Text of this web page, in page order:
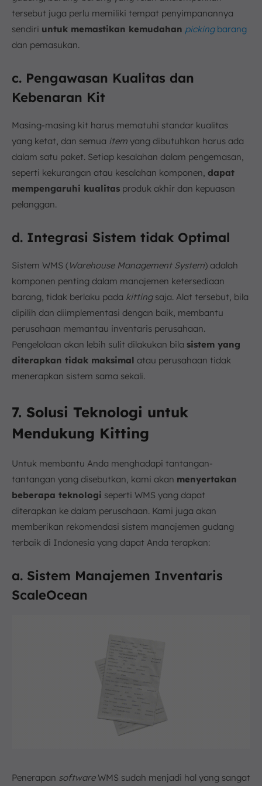
tersebut juga perlu memiliki tempat penyimpanannya
sendiri untuk memastikan kemudahan pickingbarang
dan pemasukan.
c. Pengawasan Kualitas dan
Kebenaran Kit
Masing-masing kit harus mematuhi standar kualitas
yang ketat, dan semua item yang dibutuhkan harus ada
dalam satu paket. Setiap kesalahan dalam pengemasan,
seperti kekurangan atau kesalahan komponen, dapat
mempengaruhi kualitas produk akhir dan kepuasan
pelanggan.
d. Integrasi Sistem tidak Optimal
Sistem WMS (Warehouse Management System) adalah
komponen penting dalam manajemen ketersediaan
barang, tidak berlaku pada kittingsaja. Alat tersebut, bila
dipilih dan diimplementasi dengan baik, membantu
perusahaan memantau inventaris perusahaan.
Pengelolaan akan lebih sulit dilakukan bila sistem yang
diterapkan tidak maksimal atau perusahaan tidak
menerapkan sistem sama sekali.
7. Solusi Teknologi untuk
Mendukung Kitting
Untuk membantu Anda menghadapi tantangan-
tantangan yang disebutkan, kami akan menyertakan
beberapa teknologi seperti WMS yang dapat
diterapkan ke dalam perusahaan. Kami juga akan
memberikan rekomendasi sistem manajemen gudang
terbaik di Indonesia yang dapat Anda terapkan:
a. Sistem Manajemen Inventaris
ScaleOcean
Penerapan softwareWMS sudah menjadi hal yang sangat